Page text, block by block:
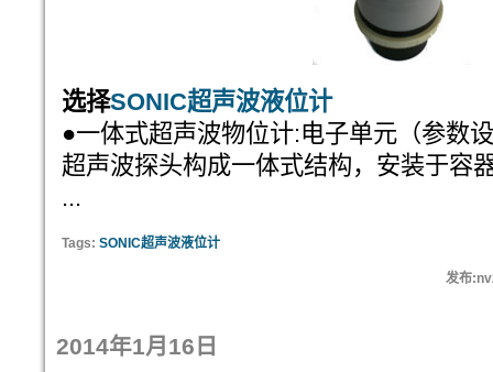
选择SONIC超声波液位计
●一体式超声波物位计:电子单元（参数
超声波探头构成一体式结构，安装于容
...
Tags: SONIC超声波液位计
发布
2014年1月16日